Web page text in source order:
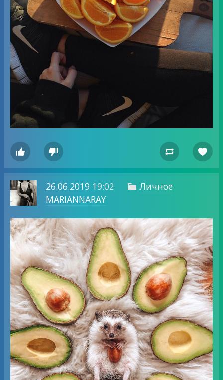
   
26.06.201919:02  Личное
MARIANNARAY